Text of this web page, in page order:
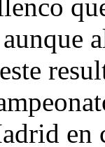
en